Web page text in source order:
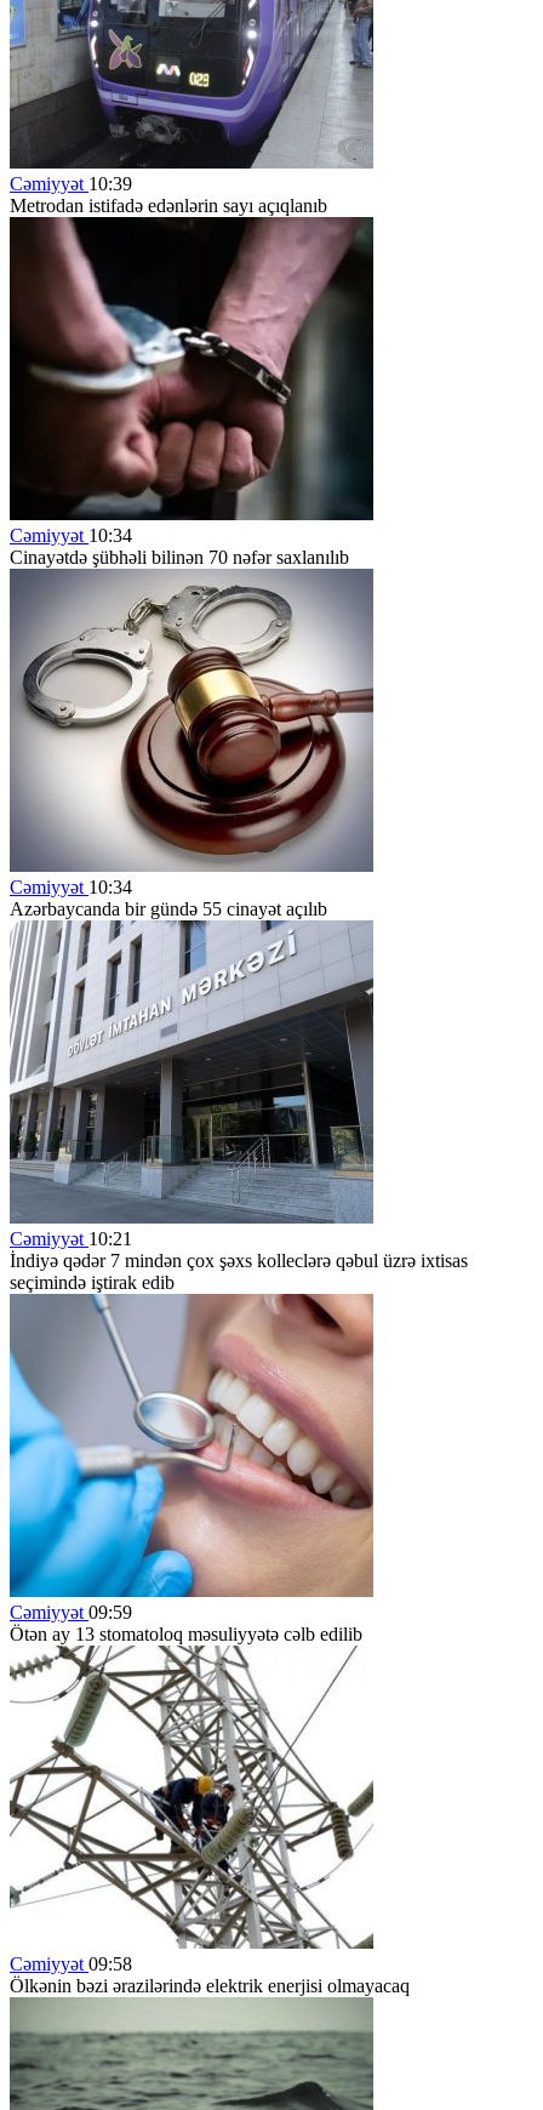
Cəmiyyət 10:39
Metrodan istifadə edənlərin sayı açıqlanıb
Cəmiyyət 10:34
Cinayətdə şübhəli bilinən 70 nəfər saxlanılıb
Cəmiyyət 10:34
Azərbaycanda bir gündə 55 cinayət açılıb
Cəmiyyət 10:21
İndiyə qədər 7 mindən çox şəxs kolleclərə qəbul üzrə ixtisas
seçimində iştirak edib
Cəmiyyət 09:59
Ötən ay 13 stomatoloq məsuliyyətə cəlb edilib
Cəmiyyət 09:58
Ölkənin bəzi ərazilərində elektrik enerjisi olmayacaq